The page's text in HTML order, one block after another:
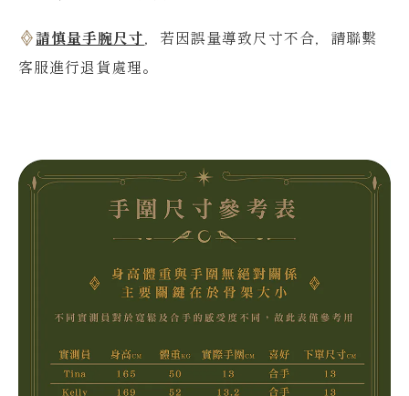
請慎量手腕尺寸，若因誤量導致尺寸不合，請聯繫
客服進行退貨處理。